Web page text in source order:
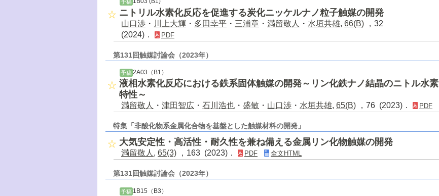
予稿
ニトリル水素化反応を促進する炭化ニッケルナノ粒子触媒の開発
山口渉 ・ 川上大輝 ・ 多田幸平 ・ 三浦章 ・ 満留敬人 ・ 水垣共雄, 66(B) ，32
(2024)．
PDF
第131回触媒討論会（2023年）
予稿 2A03（B1）
液相水素化反応における鉄系固体触媒の開発～リン化鉄ナノ結晶のニトル水素
特性～
満留敬人 ・ 津田智広 ・ 石川浩也 ・ 盛敏 ・ 山口渉 ・ 水垣共雄, 65(B) ，76 (2023)． PDF
特集「非酸化物系金属化合物を基盤とした触媒材料の開発」
大気安定性・高活性・耐久性を兼ね備える金属リン化物触媒の開発
満留敬人 , 65(3) ，163 (2023)． PDF 全文HTML
第131回触媒討論会（2023年）
予稿1B15（B3）